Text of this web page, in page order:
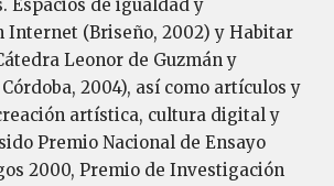
Espacios de igualdad y
Internet (Briseño, 2002) y Habitar
Leonor de Guzmán y
2004), así como artículos y
artística, cultura digital y
Premio Nacional de Ensayo
2000, Premio de Investigación